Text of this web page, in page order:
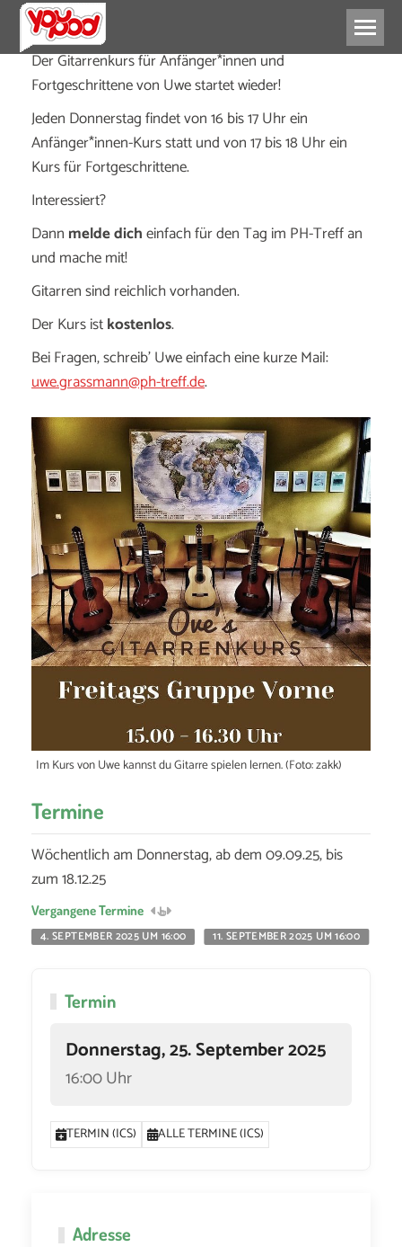
Der Gitarrenkurs für Anfänger*innen und
Fortgeschrittene von Uwe startet wieder!
Jeden Donnerstag findet von 16 bis 17 Uhr ein
Anfänger*innen-Kurs statt und von 17 bis 18 Uhr ein
Kurs für Fortgeschrittene.
Interessiert?
Dann melde dicheinfach für den Tag im PH-Treff an
und mache mit!
Gitarren sind reichlich vorhanden.
Der Kurs istkostenlos.
Bei Fragen, schreib’ Uwe einfach eine kurze Mail:
uwe.grassmann@ph-treff.de.
Im Kurs von Uwe kannst du Gitarre spielen lernen. (Foto: zakk)
Termine
Wöchentlich am Donnerstag, ab dem 09.09.25, bis
zum 18.12.25
Vergangene Termine
4. SEPTEMBER 2025 UM 16:00
11. SEPTEMBER 2025 UM 16:00
Termin
Donnerstag, 25. September 2025
16:00 Uhr
TERMIN (ICS) ALLE TERMINE (ICS)
Adresse